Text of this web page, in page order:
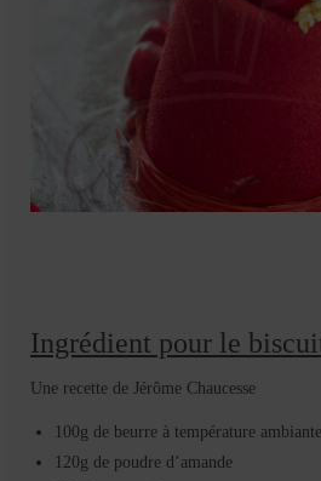
Ingrédient pour le
Une recette de Jérôme Chaucesse
100g de beurre à température ambiante.
120g de poudre d’amande